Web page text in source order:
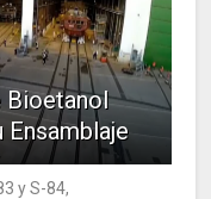
Bioetanol
y S-84,